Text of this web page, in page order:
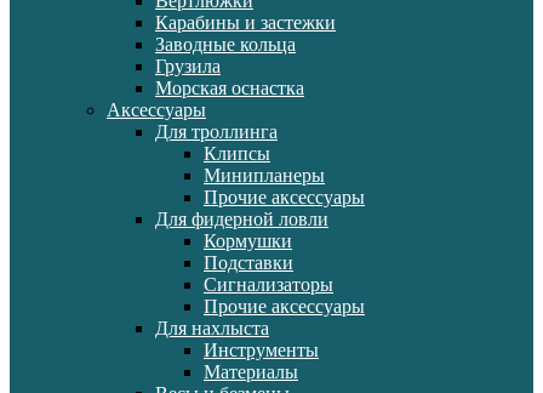
Карабины и застежки
Заводные кольца
Грузила
Морская оснастка
Аксессуары
Для троллинга
Клипсы
Минипланеры
Прочие аксессуары
Для фидерной ловли
Кормушки
Подставки
Сигнализаторы
Прочие аксессуары
Для нахлыста
Инструменты
Материалы